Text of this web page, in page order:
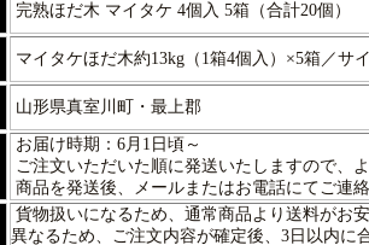
完熟ほだ木 マイタケ 4個入 5箱（合計20個）
マイタケほだ木約13kg（1箱4個入）×5箱／サ
山形県真室川町・最上郡
お届け時期：6月1日頃～
ご注文いただいた順に発送いたしますので、
商品を発送後、メールまたはお電話にてご連
貨物扱いになるため、通常商品より送料がお安
異なるため、ご注文内容が確定後、3日以内に